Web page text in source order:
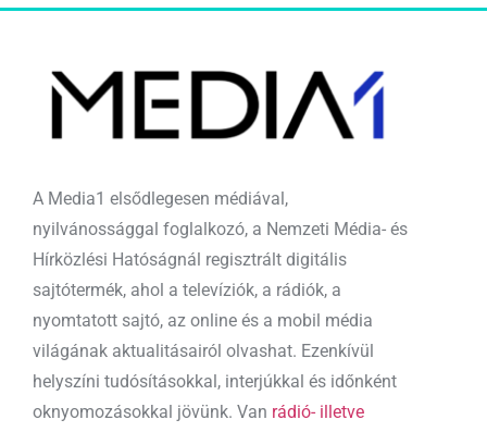
A Media1 elsődlegesen médiával,
nyilvánossággal foglalkozó, a Nemzeti Média- és
Hírközlési Hatóságnál regisztrált digitális
sajtótermék, ahol a televíziók, a rádiók, a
nyomtatott sajtó, az online és a mobil média
világának aktualitásairól olvashat. Ezenkívül
helyszíni tudósításokkal, interjúkkal és időnként
oknyomozásokkal jövünk. Van rádió- illetve